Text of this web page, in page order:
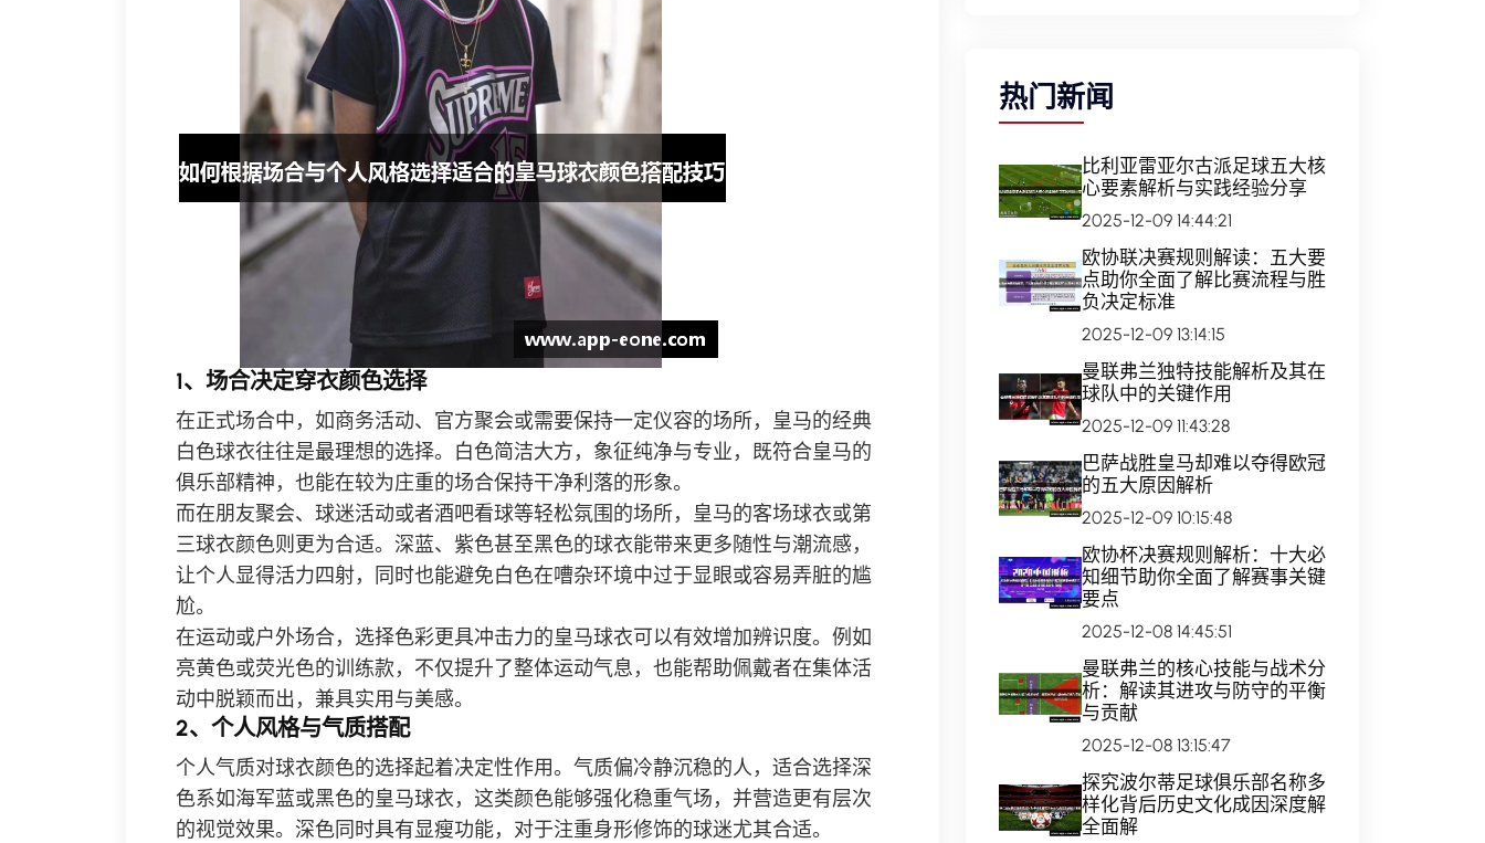
1、场合决定穿衣颜色选择
在正式场合中，如商务活动、官方聚会或需要保持一定仪容的场所，皇马的经典
白色球衣往往是最理想的选择。白色简洁大方，象征纯净与专业，既符合皇马的
俱乐部精神，也能在较为庄重的场合保持干净利落的形象。
而在朋友聚会、球迷活动或者酒吧看球等轻松氛围的场所，皇马的客场球衣或第
三球衣颜色则更为合适。深蓝、紫色甚至黑色的球衣能带来更多随性与潮流感，
让个人显得活力四射，同时也能避免白色在嘈杂环境中过于显眼或容易弄脏的尴
尬。
在运动或户外场合，选择色彩更具冲击力的皇马球衣可以有效增加辨识度。例如
亮黄色或荧光色的训练款，不仅提升了整体运动气息，也能帮助佩戴者在集体活
动中脱颖而出，兼具实用与美感。
2、个人风格与气质搭配
个人气质对球衣颜色的选择起着决定性作用。气质偏冷静沉稳的人，适合选择深
色系如海军蓝或黑色的皇马球衣，这类颜色能够强化稳重气场，并营造更有层次
的视觉效果。深色同时具有显瘦功能，对于注重身形修饰的球迷尤其合适。
热门新闻
比利亚雷亚尔古派足球五大核
心要素解析与实践经验分享
2025-12-09 14:44:21
欧协联决赛规则解读：五大要
点助你全面了解比赛流程与胜
负决定标准
2025-12-09 13:14:15
曼联弗兰独特技能解析及其在
球队中的关键作用
2025-12-09 11:43:28
巴萨战胜皇马却难以夺得欧冠
的五大原因解析
2025-12-09 10:15:48
欧协杯决赛规则解析：十大必
知细节助你全面了解赛事关键
要点
2025-12-08 14:45:51
曼联弗兰的核心技能与战术分
析：解读其进攻与防守的平衡
与贡献
2025-12-08 13:15:47
探究波尔蒂足球俱乐部名称多
样化背后历史文化成因深度解
全面解